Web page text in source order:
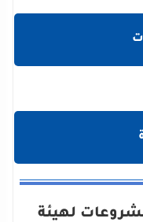
لهيئة